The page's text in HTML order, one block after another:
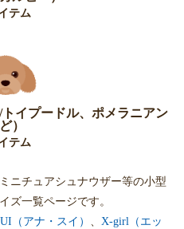
テム
イプードル、ポメラニアン
）
テム
ニチュアシュナウザー等の小型
ズ一覧ページです。
（アナ・スイ） 、 X-girl（エッ